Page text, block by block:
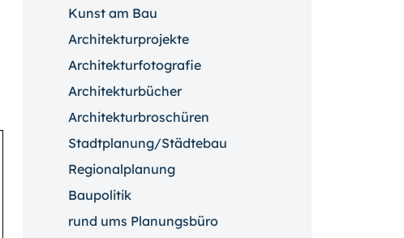
Kunst am Bau
Architekturprojekte
Architekturfotografie
Architekturbücher
Architekturbroschüren
Stadtplanung/Städtebau
Regionalplanung
Baupolitik
rund ums Planungsbüro